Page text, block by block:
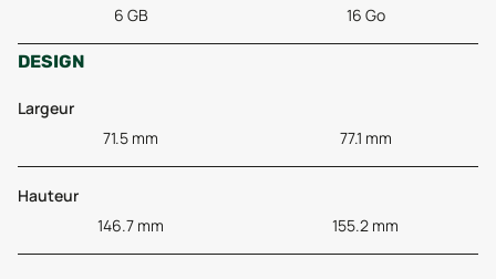
6 GB 16 Go
DESIGN
Largeur
71.5 mm
77.1 mm
Hauteur
146.7 mm
155.2 mm